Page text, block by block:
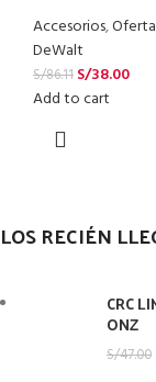
Accesorios,
DeWalt
S/86.11 S/38.00
Add to cart
LOS RECIÉN
CRC
ONZ
S/47.00